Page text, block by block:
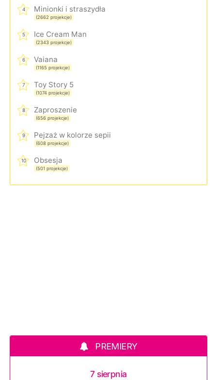
4 Minionki i straszydła
(2662 projekcje)
5 Ice Cream Man
(2343 projekcje)
6 Vaiana
(1165 projekcje)
7 Toy Story 5
(1074 projekcje)
8 Zaproszenie
(656 projekcje)
9 Pejzaż w kolorze sepii
(608 projekcje)
10 Obsesja
(501 projekcje)
PREMIERY
7 sierpnia